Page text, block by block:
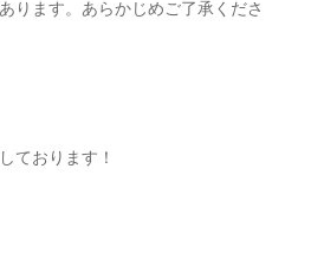
ります。あらかじめご了承くださ
ております！